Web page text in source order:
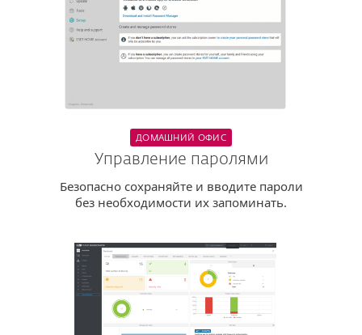
ДОМАШНИЙ ОФИС
Управление паролями
Безопасно сохраняйте и вводите пароли
без необходимости их запоминать.